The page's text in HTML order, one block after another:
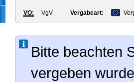
VO: VgV Vergabeart:
Bitte beachten
vergeben